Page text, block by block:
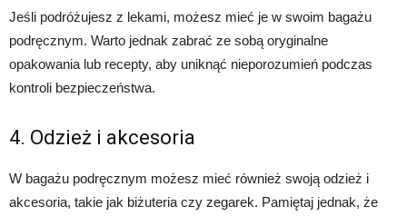
Jeśli podróżujesz z lekami, możesz mieć je w swoim bagażu
podręcznym. Warto jednak zabrać ze sobą oryginalne
opakowania lub recepty, aby uniknąć nieporozumień podczas
kontroli bezpieczeństwa.
4. Odzież i akcesoria
W bagażu podręcznym możesz mieć również swoją odzież i
akcesoria, takie jak biżuteria czy zegarek. Pamiętaj jednak, że